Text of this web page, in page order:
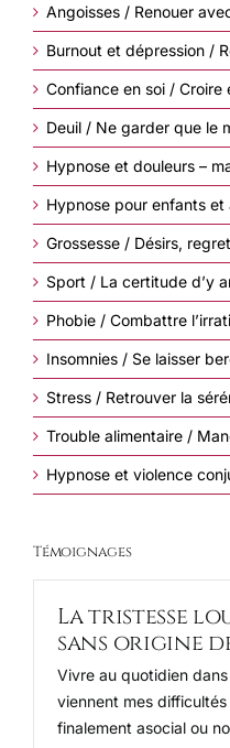
Angoisses / Renouer
Burnout et dépression /
Confiance en soi / Croire
Deuil / Ne garder que le
Hypnose et douleurs –
Hypnose pour enfants et
Grossesse / Désirs,
Sport / La certitude d’y
Phobie / Combattre
Insomnies / Se laisser
Stress / Retrouver la
Trouble alimentaire /
Hypnose et violence
Témoignages
La tristesse
sans origine
Vivre au quotidien
viennent mes
finalement asocial ou